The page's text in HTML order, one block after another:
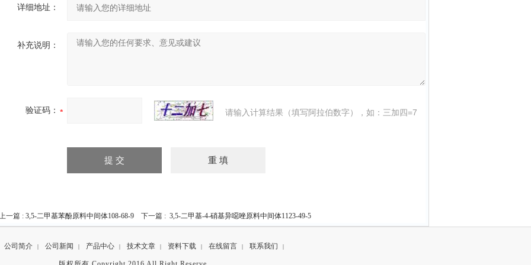
详细地址：
补充说明：
验证码： 请输入计算结果（填写阿拉伯数字），如：三加四=7
一篇 : 3,5-二甲基苯酚原料中间体108-68-9 下一篇 : 3,5-二甲基-4-硝基异噁唑原料中间体1123-49-5
公司简介 | 公司新闻 | 产品中心 | 技术文章 | 资料下载 | 在线留言 | 联系我们 |